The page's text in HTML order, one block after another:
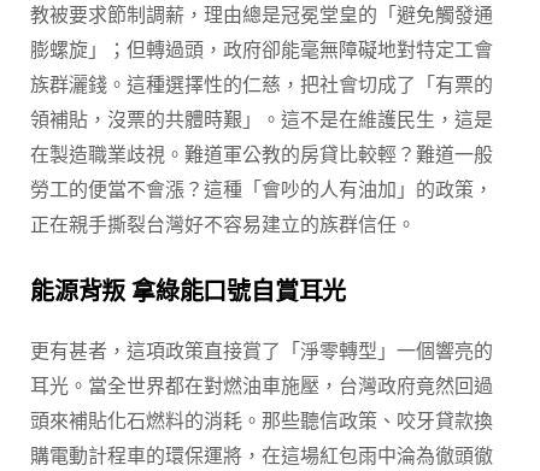
教被要求節制調薪，理由總是冠冕堂皇的「避免觸發通
膨螺旋」；但轉過頭，政府卻能毫無障礙地對特定工會
族群灑錢。這種選擇性的仁慈，把社會切成了「有票的
領補貼，沒票的共體時艱」。這不是在維護民生，這是
在製造職業歧視。難道軍公教的房貸比較輕？難道一般
勞工的便當不會漲？這種「會吵的人有油加」的政策，
正在親手撕裂台灣好不容易建立的族群信任。
能源背叛 拿綠能口號自賞耳光
更有甚者，這項政策直接賞了「淨零轉型」一個響亮的
耳光。當全世界都在對燃油車施壓，台灣政府竟然回過
頭來補貼化石燃料的消耗。那些聽信政策、咬牙貸款換
購電動計程車的環保運將，在這場紅包雨中淪為徹頭徹